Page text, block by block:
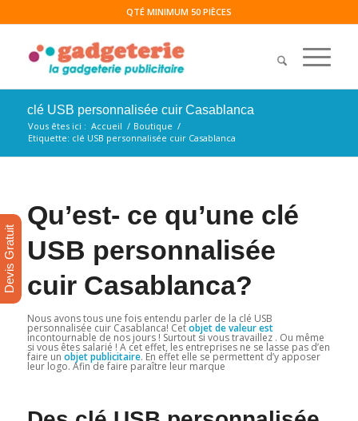
QTÉ MINIMUM 50 PIÈCES
clé USB personnalisée cuir Casablanca
Vous êtes ici : Accueil / Boutique /
Etiquette: clé USB personnalisée cuir Casablanca
Qu’est- ce qu’une clé
USB personnalisée
cuir Casablanca?
Nous avons tous une fois entendu parler de la clé USB
personnalisée cuir Casablanca! Cetobjet de valeur est
incontournable de nos jours ! Surtout si vous travaillez . Ou même
si vous êtes salarié ! A cet effet, les entreprises ne se lasse pas d’en
faire un objet publicitaire. En effet elle se permettent d’y apposer
leur logo. Afin de faire paraître leur marque
Devis Gratuit